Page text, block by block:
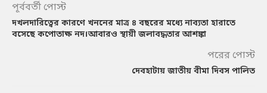
পূর্ববর্তী পোস্ট
দখলদারিত্বের কারণে খননের মাত্র ৪ বছরের মধ্যে নাব্যতা হারাতে
বসেছে কপোতাক্ষ নদ।আবারও স্থায়ী জলাবদ্ধতার আশঙ্কা
পরের পোস্ট
দেবহাটায় জাতীয় বীমা দিবস পালিত